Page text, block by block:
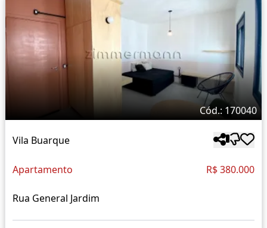
Cód.: 170040
Vila Buarque
Apartamento R$ 380.000
Rua General Jardim